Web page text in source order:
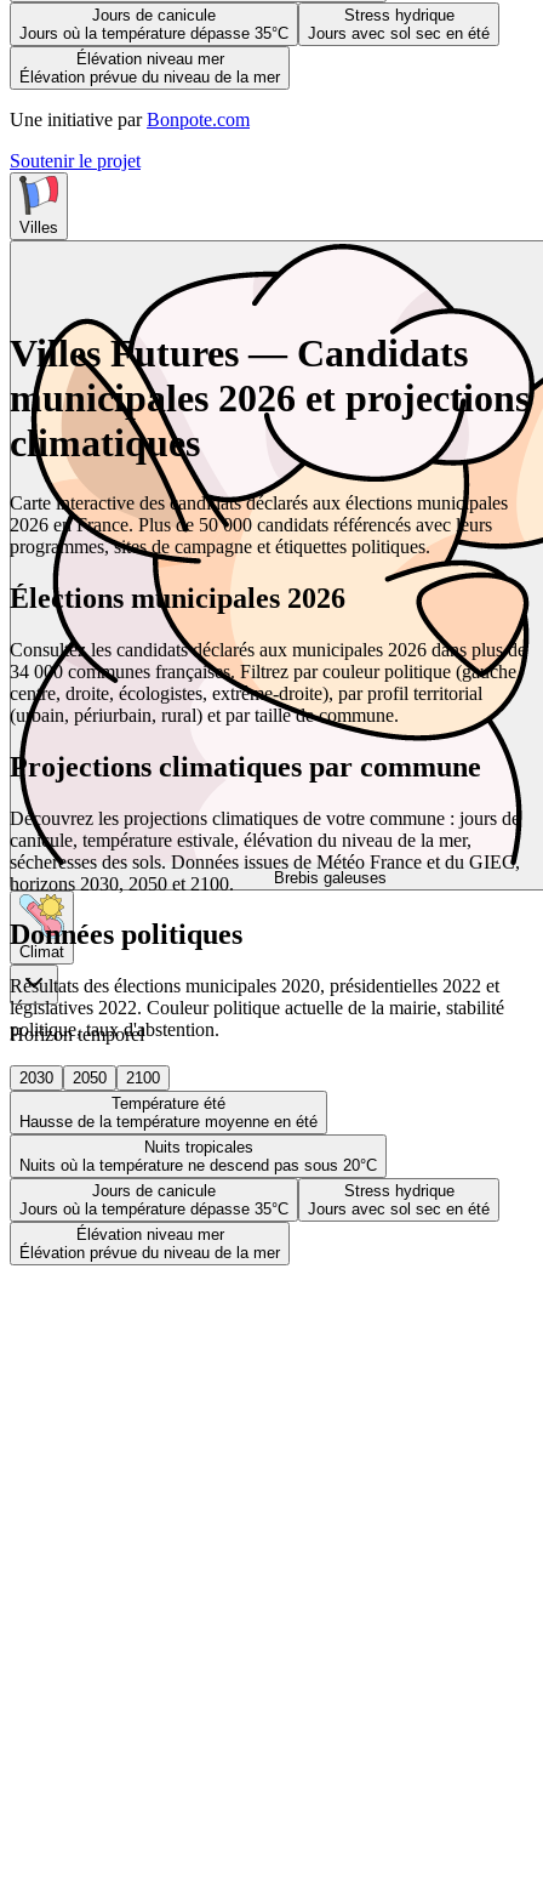
Jours de canicule
Jours où la température dépasse 35°C
Stress hydrique
Jours avec sol sec en été
Élévation niveau mer
Élévation prévue du niveau de la mer
Une initiative par Bonpote.com
Soutenir le projet
Villes
Brebis galeuses
Climat
Horizon temporel
2030 2050
2100
Température été
Hausse de la température moyenne en été
Nuits tropicales
Nuits où la température ne descend pas sous 20°C
Jours de canicule
Jours où la température dépasse 35°C
Stress hydrique
Jours avec sol sec en été
Élévation niveau mer
Élévation prévue du niveau de la mer
Villes Futures — Candidats
municipales 2026 et projections
climatiques
Carte interactive des candidats déclarés aux élections municipales
2026 en France. Plus de 50 000 candidats référencés avec leurs
programmes, sites de campagne et étiquettes politiques.
Élections municipales 2026
Consultez les candidats déclarés aux municipales 2026 dans plus de
34 000 communes françaises. Filtrez par couleur politique (gauche,
centre, droite, écologistes, extrême-droite), par profil territorial
(urbain, périurbain, rural) et par taille de commune.
Projections climatiques par commune
Découvrez les projections climatiques de votre commune : jours de
canicule, température estivale, élévation du niveau de la mer,
sécheresses des sols. Données issues de Météo France et du GIEC,
horizons 2030, 2050 et 2100.
Données politiques
Résultats des élections municipales 2020, présidentielles 2022 et
législatives 2022. Couleur politique actuelle de la mairie, stabilité
politique, taux d'abstention.